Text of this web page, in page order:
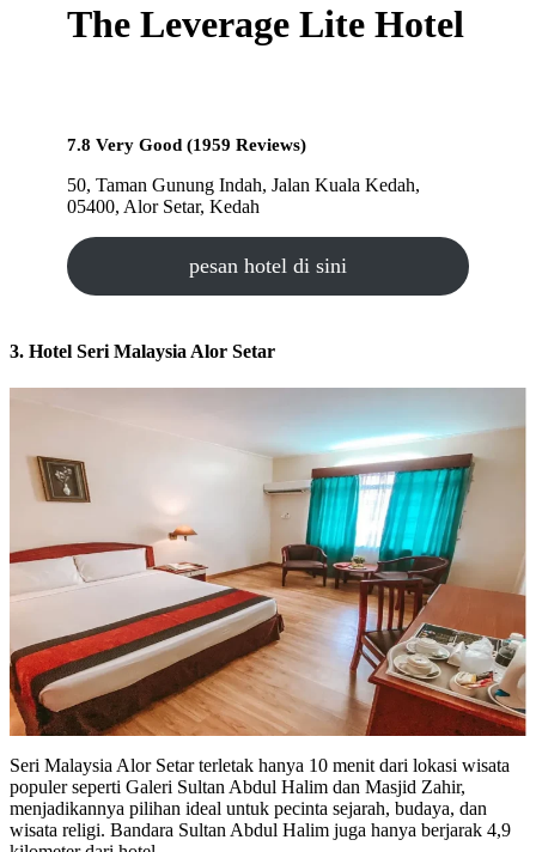
The Leverage Lite Hotel
7.8 Very Good (1959 Reviews)
50, Taman Gunung Indah, Jalan Kuala Kedah,
05400, Alor Setar, Kedah
pesan hotel di sini
3. Hotel Seri Malaysia Alor Setar
Seri Malaysia Alor Setar terletak hanya 10 menit dari lokasi wisata
populer seperti Galeri Sultan Abdul Halim dan Masjid Zahir,
menjadikannya pilihan ideal untuk pecinta sejarah, budaya, dan
wisata religi. Bandara Sultan Abdul Halim juga hanya berjarak 4,9